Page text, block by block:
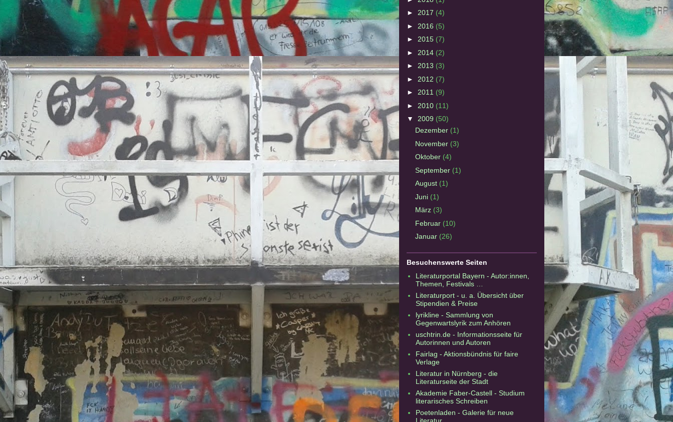
► 2017 (4)
► 2016 (5)
► 2015 (7)
► 2014 (2)
► 2013 (3)
► 2012 (7)
► 2011 (9)
► 2010 (11)
▼ 2009 (50)
Dezember (1)
November (3)
Oktober (4)
September (1)
August (1)
Juni (1)
März (3)
Februar (10)
Januar (26)
Besuchenswerte Seiten
Literaturportal Bayern - Autor:innen,
Themen, Festivals …
Literaturport - u. a. Übersicht über
Stipendien & Preise
lyrikline - Sammlung von
Gegenwartslyrik zum Anhören
uschtrin.de - Informationsseite für
Autorinnen und Autoren
Fairlag - Aktionsbündnis für faire
Verlage
Literatur in Nürnberg - die
Literaturseite der Stadt
Akademie Faber-Castell - Studium
literarisches Schreiben
Poetenladen - Galerie für neue
Literatur